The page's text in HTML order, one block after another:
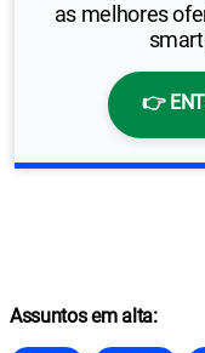
as melhores
👉
Assuntos em alta: